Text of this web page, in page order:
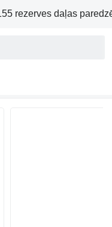
rezerves daļas